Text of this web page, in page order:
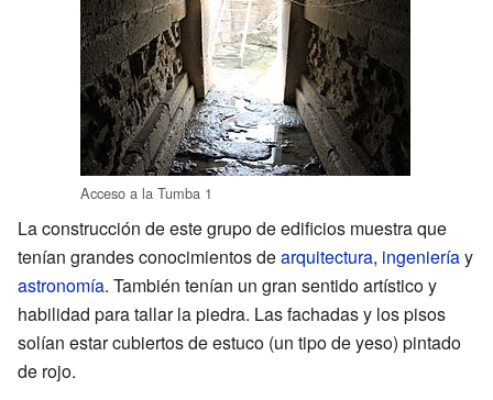
Acceso a la Tumba 1
La construcción de este grupo de edificios muestra que
tenían grandes conocimientos dearquitectura, ingenieríay
astronomía. También tenían un gran sentido artístico y
habilidad para tallar la piedra. Las fachadas y los pisos
solían estar cubiertos de estuco (un tipo de yeso) pintado
de rojo.